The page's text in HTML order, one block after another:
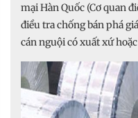
mại Hàn Quốc (Cơ quan
điều tra chống bán phá
cán nguội có xuất xứ